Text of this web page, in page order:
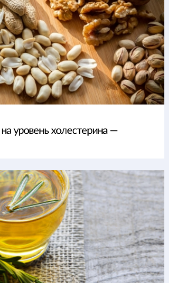
уровень холестерина —